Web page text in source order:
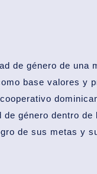
de género de
base valores
género dentro
de sus metas y